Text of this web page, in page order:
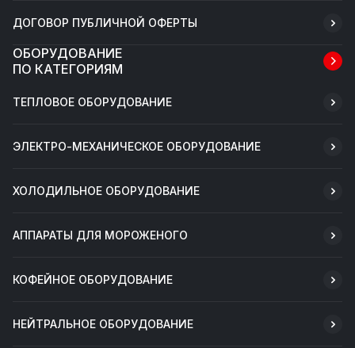
ДОГОВОР ПУБЛИЧНОЙ ОФЕРТЫ
ОБОРУДОВАНИЕ
ПО КАТЕГОРИЯМ
ТЕПЛОВОЕ ОБОРУДОВАНИЕ
ЭЛЕКТРО-МЕХАНИЧЕСКОЕ ОБОРУДОВАНИЕ
ХОЛОДИЛЬНОЕ ОБОРУДОВАНИЕ
АППАРАТЫ ДЛЯ МОРОЖЕНОГО
КОФЕЙНОЕ ОБОРУДОВАНИЕ
НЕЙТРАЛЬНОЕ ОБОРУДОВАНИЕ